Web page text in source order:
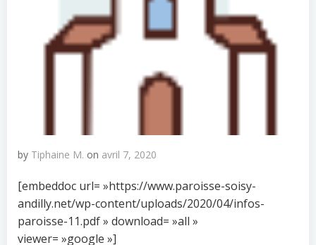
by Tiphaine M. on avril 7, 2020
[embeddoc url= »https://www.paroisse-soisy-
andilly.net/wp-content/uploads/2020/04/infos-
paroisse-11.pdf » download= »all »
viewer= »google »]